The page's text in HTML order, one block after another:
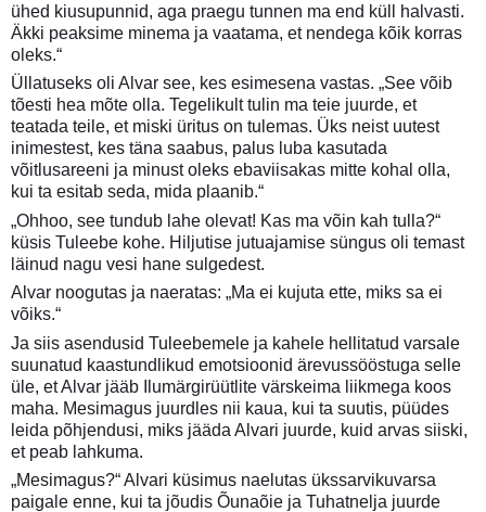
ühed kiusupunnid, aga praegu tunnen ma end küll halvasti.
Äkki peaksime minema ja vaatama, et nendega kõik korras
oleks.“
Üllatuseks oli Alvar see, kes esimesena vastas. „See võib
tõesti hea mõte olla. Tegelikult tulin ma teie juurde, et
teatada teile, et miski üritus on tulemas. Üks neist uutest
inimestest, kes täna saabus, palus luba kasutada
võitlusareeni ja minust oleks ebaviisakas mitte kohal olla,
kui ta esitab seda, mida plaanib.“
„Ohhoo, see tundub lahe olevat! Kas ma võin kah tulla?“
küsis Tuleebe kohe. Hiljutise jutuajamise süngus oli temast
läinud nagu vesi hane sulgedest.
Alvar noogutas ja naeratas: „Ma ei kujuta ette, miks sa ei
võiks.“
Ja siis asendusid Tuleebemele ja kahele hellitatud varsale
suunatud kaastundlikud emotsioonid ärevussööstuga selle
üle, et Alvar jääb Ilumärgirüütlite värskeima liikmega koos
maha. Mesimagus juurdles nii kaua, kui ta suutis, püüdes
leida põhjendusi, miks jääda Alvari juurde, kuid arvas siiski,
et peab lahkuma.
„Mesimagus?“ Alvari küsimus naelutas ükssarvikuvarsa
paigale enne, kui ta jõudis Õunaõie ja Tuhatnelja juurde